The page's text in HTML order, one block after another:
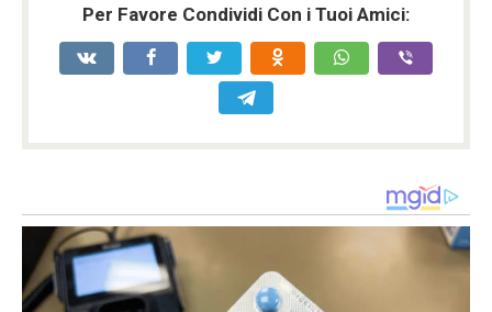
Per Favore Condividi Con i Tuoi Amici: